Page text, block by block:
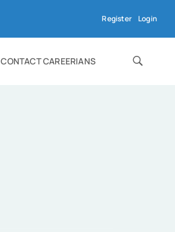
Register Login
CONTACT CAREERIANS